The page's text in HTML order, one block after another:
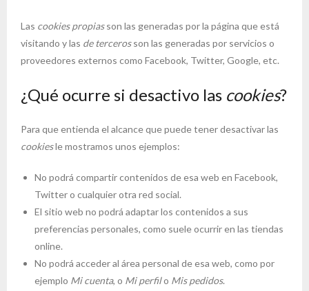
Las cookies propiasson las generadas por la página que está
visitando y las de tercerosson las generadas por servicios o
proveedores externos como Facebook, Twitter, Google, etc.
¿Qué ocurre si desactivo las cookies?
Para que entienda el alcance que puede tener desactivar las
cookiesle mostramos unos ejemplos:
No podrá compartir contenidos de esa web en Facebook,
Twitter o cualquier otra red social.
El sitio web no podrá adaptar los contenidos a sus
preferencias personales, como suele ocurrir en las tiendas
online.
No podrá acceder al área personal de esa web, como por
ejemplo Mi cuenta, o Mi perfilo Mis pedidos.